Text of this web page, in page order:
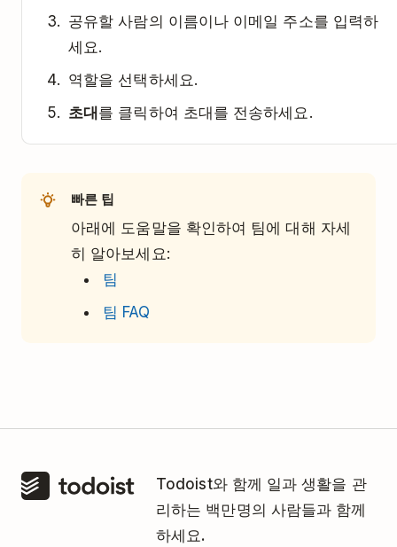
공유할 사람의 이름이나 이메일 주소를 입력하
세요.
역할을 선택하세요.
초대를 클릭하여 초대를 전송하세요.
빠른 팁
아래에 도움말을 확인하여 팀에 대해 자세
히 알아보세요:
팀
팀 FAQ
Todoist와 함께 일과 생활을 관
리하는 백만명의 사람들과 함께
하세요.